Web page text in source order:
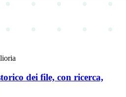
dei file, con ricerca,